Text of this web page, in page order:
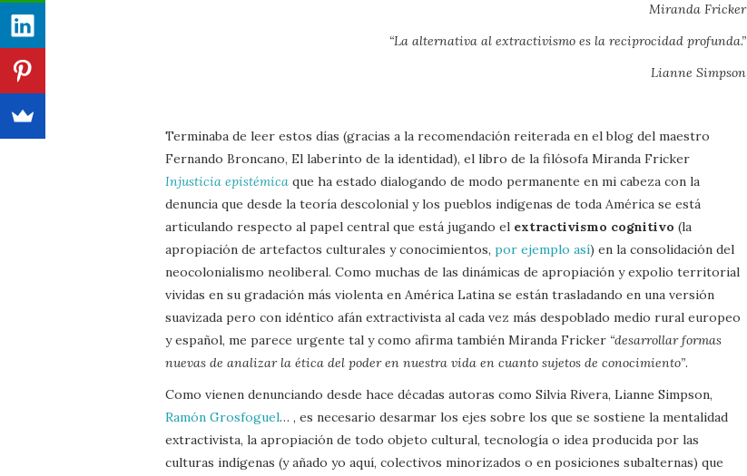
Miranda Fricker
“La alternativa al extractivismo es la reciprocidad profunda.”
Lianne Simpson
Terminaba de leer estos días (gracias a la recomendación reiterada en el blog del maestro
Fernando Broncano, El laberinto de la identidad), el libro de la filósofa Miranda Fricker
Injusticia epistémica que ha estado dialogando de modo permanente en mi cabeza con la
denuncia que desde la teoría descolonial y los pueblos indígenas de toda América se está
articulando respecto al papel central que está jugando el extractivismo cognitivo (la
apropiación de artefactos culturales y conocimientos, por ejemplo así) en la consolidación del
neocolonialismo neoliberal. Como muchas de las dinámicas de apropiación y expolio territorial
vividas en su gradación más violenta en América Latina se están trasladando en una versión
suavizada pero con idéntico afán extractivista al cada vez más despoblado medio rural europeo
y español, me parece urgente tal y como afirma también Miranda Fricker “desarrollar formas
nuevas de analizar la ética del poder en nuestra vida en cuanto sujetos de conocimiento”.
Como vienen denunciando desde hace décadas autoras como Silvia Rivera, Lianne Simpson,
Ramón Grosfoguel… , es necesario desarmar los ejes sobre los que se sostiene la mentalidad
extractivista, la apropiación de todo objeto cultural, tecnología o idea producida por las
culturas indígenas (y añado yo aquí, colectivos minorizados o en posiciones subalternas) que